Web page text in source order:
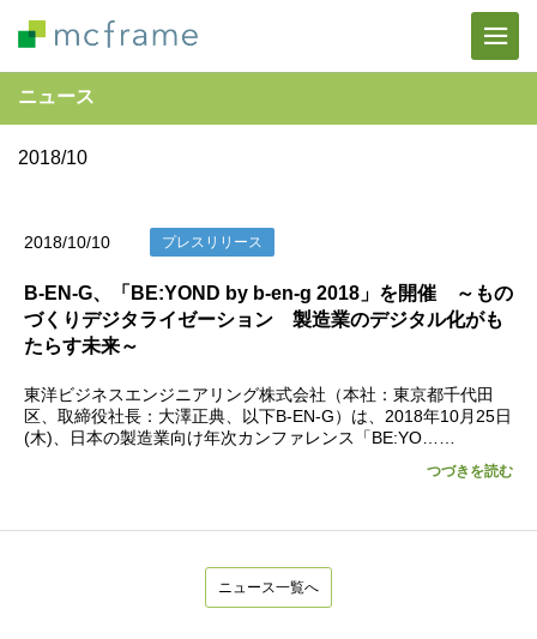
ニュース
2018/10
2018/10/10 プレスリリース
B-EN-G、「BE:YOND by b-en-g 2018」を開催 ～もの
づくりデジタライゼーション 製造業のデジタル化がも
たらす未来～
東洋ビジネスエンジニアリング株式会社（本社：東京都千代田
区、取締役社長：大澤正典、以下B-EN-G）は、2018年10月25日
(木)、日本の製造業向け年次カンファレンス「BE:YO……
つづきを読む
ニュース一覧へ